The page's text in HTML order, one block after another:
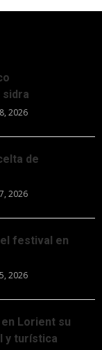
sidra
2026
de
2026
festival en
2026
Lorient su
y turística